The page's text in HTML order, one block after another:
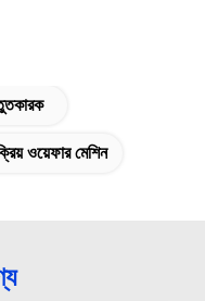
ওয়েফার মেশিন